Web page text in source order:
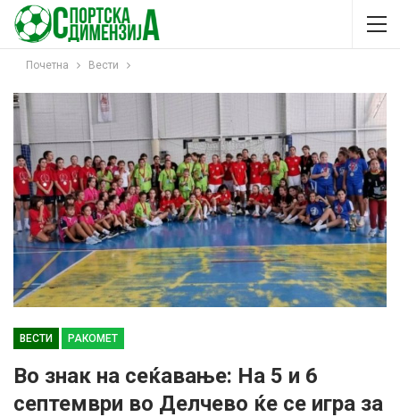
Почетна Вести
ВЕСТИ РАКОМЕТ
Во знак на сеќавање: На 5 и 6
септември во Делчево ќе се игра за